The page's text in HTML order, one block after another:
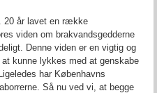
20 år lavet en række
viden om brakvandsgedderne
Denne viden er en vigtig og
kunne lykkes med at genskabe
har Københavns
Så nu ved vi, at begge